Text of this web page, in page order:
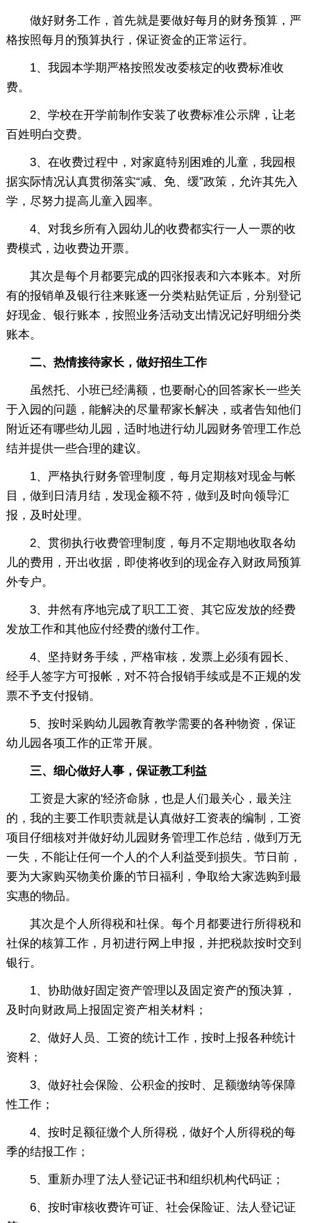
做好财务工作，首先就是要做好每月的财务预算，严
格按照每月的预算执行，保证资金的正常运行。
1、我园本学期严格按照发改委核定的收费标准收
费。
2、学校在开学前制作安装了收费标准公示牌，让老
百姓明白交费。
3、在收费过程中，对家庭特别困难的儿童，我园根
据实际情况认真贯彻落实“减、免、缓”政策，允许其先入
学，尽努力提高儿童入园率。
4、对我乡所有入园幼儿的收费都实行一人一票的收
费模式，边收费边开票。
其次是每个月都要完成的四张报表和六本账本。对所
有的报销单及银行往来账逐一分类粘贴凭证后，分别登记
好现金、银行账本，按照业务活动支出情况记好明细分类
账本。
二、热情接待家长，做好招生工作
虽然托、小班已经满额，也要耐心的回答家长一些关
于入园的问题，能解决的尽量帮家长解决，或者告知他们
附近还有哪些幼儿园，适时地进行幼儿园财务管理工作总
结并提供一些合理的建议。
1、严格执行财务管理制度，每月定期核对现金与帐
目，做到日清月结，发现金额不符，做到及时向领导汇
报，及时处理。
2、贯彻执行收费管理制度，每月不定期地收取各幼
儿的费用，开出收据，即使将收到的现金存入财政局预算
外专户。
3、井然有序地完成了职工工资、其它应发放的经费
发放工作和其他应付经费的缴付工作。
4、坚持财务手续，严格审核，发票上必须有园长、
经手人签字方可报帐，对不符合报销手续或是不正规的发
票不予支付报销。
5、按时采购幼儿园教育教学需要的各种物资，保证
幼儿园各项工作的正常开展。
三、细心做好人事，保证教工利益
工资是大家的'经济命脉，也是人们最关心，最关注
的，我的主要工作职责就是认真做好工资表的编制，工资
项目仔细核对并做好幼儿园财务管理工作总结，做到万无
一失，不能让任何一个人的个人利益受到损失。节日前，
要为大家购买物美价廉的节日福利，争取给大家选购到最
实惠的物品。
其次是个人所得税和社保。每个月都要进行所得税和
社保的核算工作，月初进行网上申报，并把税款按时交到
银行。
1、协助做好固定资产管理以及固定资产的预决算，
及时向财政局上报固定资产相关材料；
2、做好人员、工资的统计工作，按时上报各种统计
资料；
3、做好社会保险、公积金的按时、足额缴纳等保障
性工作；
4、按时足额征缴个人所得税，做好个人所得税的每
季的结报工作；
5、重新办理了法人登记证书和组织机构代码证；
6、按时审核收费许可证、社会保险证、法人登记证